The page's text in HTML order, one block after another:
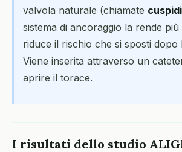
valvola naturale (chiamate cuspidi
sistema di ancoraggio la rende più
riduce il rischio che si sposti dopo
Viene inserita attraverso un
aprire il torace.
I risultati dello studio